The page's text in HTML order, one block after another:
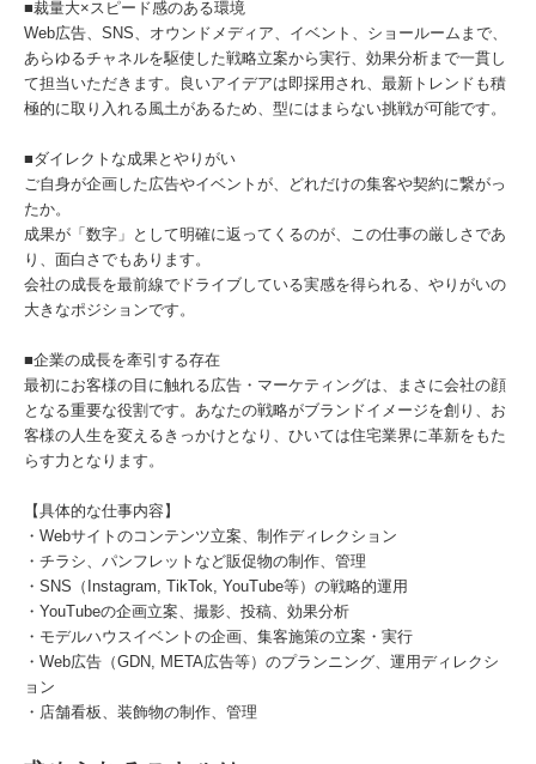
■裁量大×スピード感のある環境
Web広告、SNS、オウンドメディア、イベント、ショールームまで、
あらゆるチャネルを駆使した戦略立案から実行、効果分析まで一貫し
て担当いただきます。良いアイデアは即採用され、最新トレンドも積
極的に取り入れる風土があるため、型にはまらない挑戦が可能です。
■ダイレクトな成果とやりがい
ご自身が企画した広告やイベントが、どれだけの集客や契約に繋がっ
たか。
成果が「数字」として明確に返ってくるのが、この仕事の厳しさであ
り、面白さでもあります。
会社の成長を最前線でドライブしている実感を得られる、やりがいの
大きなポジションです。
■企業の成長を牽引する存在
最初にお客様の目に触れる広告・マーケティングは、まさに会社の顔
となる重要な役割です。あなたの戦略がブランドイメージを創り、お
客様の人生を変えるきっかけとなり、ひいては住宅業界に革新をもた
らす力となります。
【具体的な仕事内容】
・Webサイトのコンテンツ立案、制作ディレクション
・チラシ、パンフレットなど販促物の制作、管理
・SNS（Instagram, TikTok, YouTube等）の戦略的運用
・YouTubeの企画立案、撮影、投稿、効果分析
・モデルハウスイベントの企画、集客施策の立案・実行
・Web広告（GDN, META広告等）のプランニング、運用ディレクシ
ョン
・店舗看板、装飾物の制作、管理